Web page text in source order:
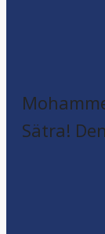
Sätra!